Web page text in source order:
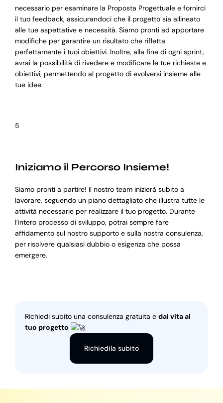
necessario per esaminare la Proposta Progettuale e fornirci
il tuo feedback, assicurandoci che il progetto sia allineato
alle tue aspettative e necessità. Siamo pronti ad apportare
modifiche per garantire un risultato che rifletta
perfettamente i tuoi obiettivi. Inoltre, alla fine di ogni sprint,
avrai la possibilità di rivedere e modificare le tue richieste e
obiettivi, permettendo al progetto di evolversi insieme alle
tue idee.
5
Iniziamo il Percorso Insieme!
Siamo pronti a partire! Il nostro team inizierà subito a
lavorare, seguendo un piano dettagliato che illustra tutte le
attività necessarie per realizzare il tuo progetto. Durante
l’intero processo di sviluppo, potrai sempre fare
affidamento sul nostro supporto e sulla nostra consulenza,
per risolvere qualsiasi dubbio o esigenza che possa
emergere.
Richiedi subito una consulenza gratuita e dai vita al
tuo progetto
Richiedila subito